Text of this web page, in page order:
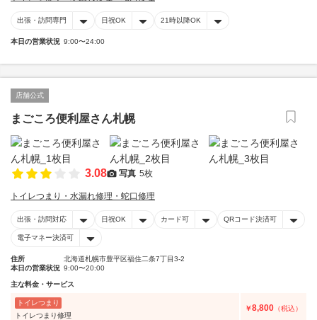
出張・訪問専門 日祝OK 21時以降OK
本日の営業状況 9:00〜24:00
店舗公式
まごころ便利屋さん札幌
3.08 写真 5枚
トイレつまり・水漏れ修理・蛇口修理
出張・訪問対応 日祝OK カード可 QRコード決済可
電子マネー決済可
住所
北海道札幌市豊平区福住二条7丁目3-2
本日の営業状況 9:00〜20:00
主な料金・サービス
トイレつまり
トイレつまり修理
￥8,800 （税込）